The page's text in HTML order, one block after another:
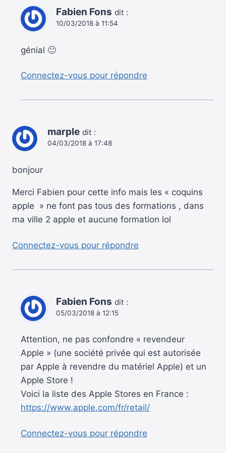
Fabien Fons dit :
10/03/2018 à 11:54
génial 🙂
Connectez-vous pour répondre
marple dit :
04/03/2018 à 17:48
bonjour
Merci Fabien pour cette info mais les « coquins
apple » ne font pas tous des formations , dans
ma ville 2 apple et aucune formation lol
Connectez-vous pour répondre
Fabien Fons dit :
05/03/2018 à 12:15
Attention, ne pas confondre « revendeur
Apple » (une société privée qui est autorisée
par Apple à revendre du matériel Apple) et un
Apple Store !
Voici la liste des Apple Stores en France :
https://www.apple.com/fr/retail/
Connectez-vous pour répondre